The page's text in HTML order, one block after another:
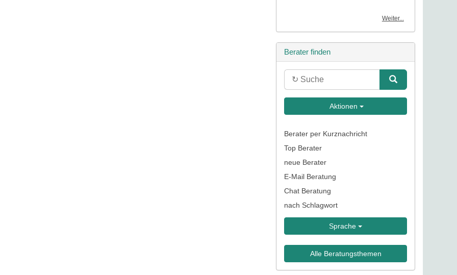
Weiter...
Berater finden
Aktionen
Berater per Kurznachricht
Top Berater
neue Berater
E-Mail Beratung
Chat Beratung
nach Schlagwort
Sprache
Alle Beratungsthemen